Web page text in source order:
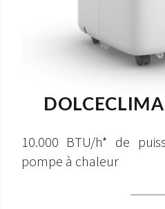
10.000 BTU/h* de
pompe à chaleur